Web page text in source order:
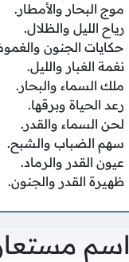
موج البحار والأمطار.
رياح الليل والظلال.
حكايات الجنون
نغمة الغبار والليل.
ملك السماء والبحار.
رعد الحياة وبرقها.
لحن السماء والقدر.
سهم الضباب والشبح.
عيون القدر والرماد.
ظهيرة القدر والجنون.
اسم